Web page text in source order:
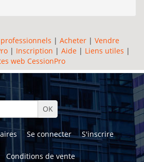
| Acheter| Vendre
| Inscription | Aide| Liens utiles |
web CessionPro
Se connecter S'inscrire
Conditions de vente